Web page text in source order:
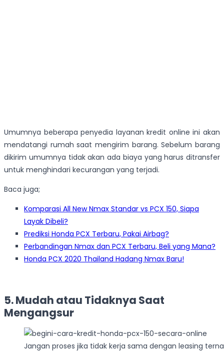
Umumnya beberapa penyedia layanan kredit online ini akan
mendatangi rumah saat mengirim barang. Sebelum barang
dikirim umumnya tidak akan ada biaya yang harus ditransfer
untuk menghindari kecurangan yang terjadi.
Baca juga;
Komparasi All New Nmax Standar vs PCX 150, Siapa
Layak Dibeli?
Prediksi Honda PCX Terbaru, Pakai Airbag?
Perbandingan Nmax dan PCX Terbaru, Beli yang Mana?
Honda PCX 2020 Thailand Hadang Nmax Baru!
5. Mudah atau Tidaknya Saat
Mengangsur
Jangan proses jika tidak kerja sama dengan leasing